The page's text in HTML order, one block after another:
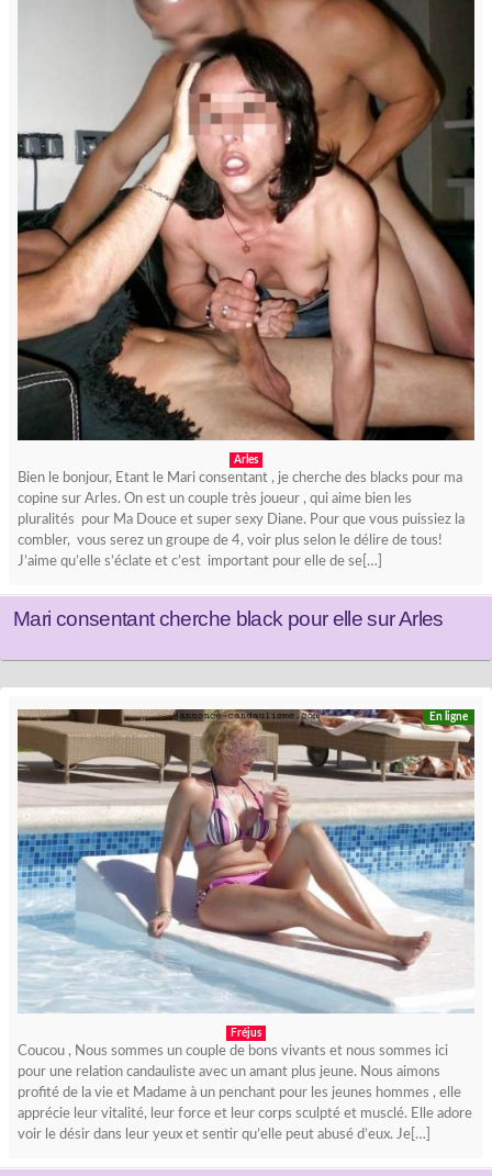
Arles
Bien le bonjour, Etant le Mari consentant , je cherche des blacks pour ma
copine sur Arles. On est un couple très joueur , qui aime bien les
pluralités pour Ma Douce et super sexy Diane. Pour que vous puissiez la
combler, vous serez un groupe de 4, voir plus selon le délire de tous!
J’aime qu’elle s’éclate et c’est important pour elle de se[…]
Mari consentant cherche black pour elle sur Arles
En ligne
Fréjus
Coucou , Nous sommes un couple de bons vivants et nous sommes ici
pour une relation candauliste avec un amant plus jeune. Nous aimons
profité de la vie et Madame à un penchant pour les jeunes hommes , elle
apprécie leur vitalité, leur force et leur corps sculpté et musclé. Elle adore
voir le désir dans leur yeux et sentir qu’elle peut abusé d’eux. Je[…]